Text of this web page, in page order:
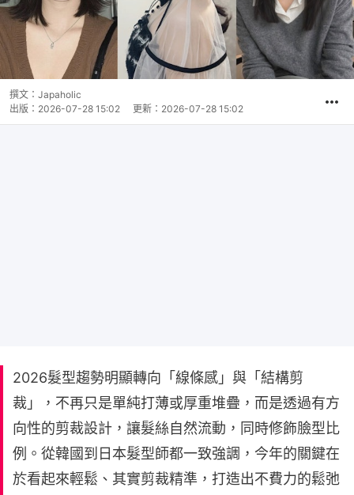
撰文： Japaholic
出版： 2026-07-28 15:02 更新： 2026-07-28 15:02
2026髮型趨勢明顯轉向「線條感」與「結構剪
裁」，不再只是單純打薄或厚重堆疊，而是透過有方
向性的剪裁設計，讓髮絲自然流動，同時修飾臉型比
例。從韓國到日本髮型師都一致強調，今年的關鍵在
於看起來輕鬆、其實剪裁精準，打造出不費力的鬆弛